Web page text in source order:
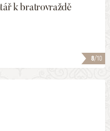
8/10
k bratrovraždě